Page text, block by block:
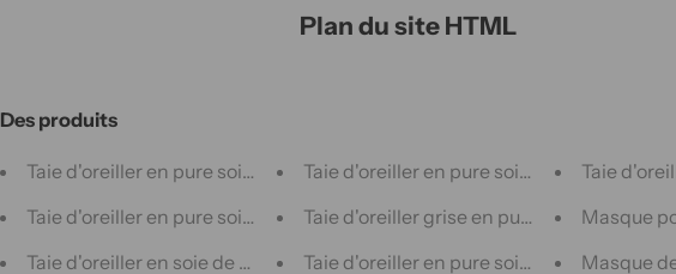
Plan du site HTML
Des produits
Taie d'oreiller en pure soie de mûrier Twilight Fusion
Taie d'oreiller en pure soie de mûrier taupe botanique
Taie d'oreiller en soie de mûrier pure teinture à l'encre
Taie d'oreiller en pure soie vert foncé
Taie d'oreiller grise en pure soie
Taie d'oreiller en pure soie de mûrier violet
Taie
Masque
Masque